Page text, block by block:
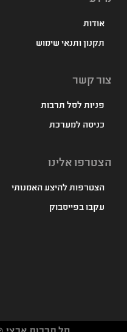
אודות
תקנון ותנאי שימוש
צור קשר
פניות לסל תרבות
כניסה למערכת
הצטרפו אלינו
הצטרפות להיצע האמנותי
עקבו בפייסבוק